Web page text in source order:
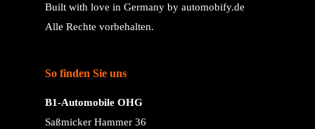
Built with love in Germany by automobify.de
Alle Rechte vorbehalten.
So finden Sie uns
B1-Automobile OHG
Saßmicker Hammer 36